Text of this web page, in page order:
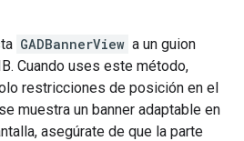
GADBannerView a un guion
Cuando uses este método,
restricciones de posición en el
muestra un banner adaptable en
asegúrate de que la parte